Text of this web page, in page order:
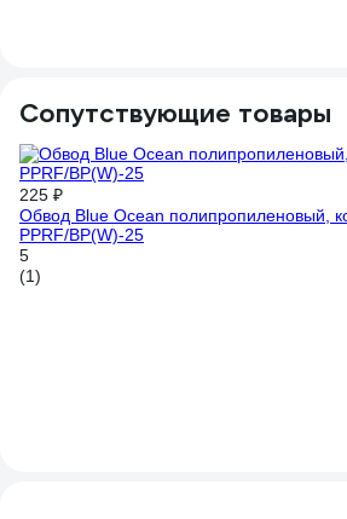
Сопутствующие товары
225 ₽
Обвод Blue Ocean полипропиленовый,
PPRF/BP(W)-25
5
(1)